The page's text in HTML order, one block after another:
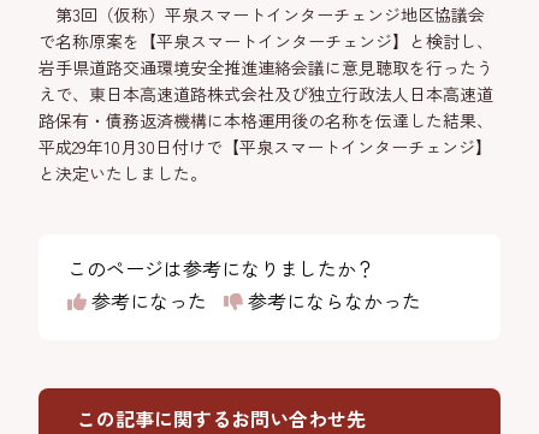
第3回（仮称）平泉スマートインターチェンジ地区協議会
で名称原案を【平泉スマートインターチェンジ】と検討し、
岩手県道路交通環境安全推進連絡会議に意見聴取を行ったう
えで、東日本高速道路株式会社及び独立行政法人日本高速道
路保有・債務返済機構に本格運用後の名称を伝達した結果、
平成29年10月30日付けで【平泉スマートインターチェンジ】
と決定いたしました。
このページは参考になりましたか？
参考になった
参考にならなかった
この記事に関するお問い合わせ先